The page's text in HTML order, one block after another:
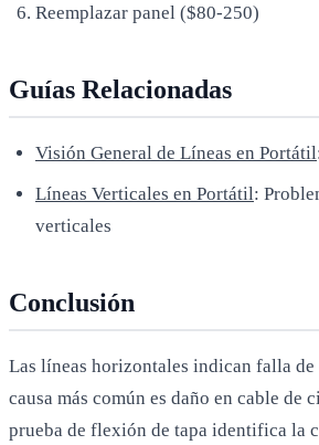
Reemplazar panel ($80-250)
Guías Relacionadas
Visión General de Líneas en Portátil
Líneas Verticales en Portátil:
verticales
Conclusión
Las líneas horizontales indican falla
causa más común es daño en cable de
prueba de flexión de tapa identifica la